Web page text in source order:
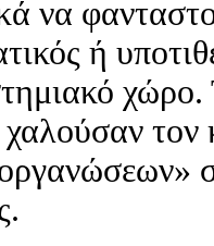
να
ή
τον